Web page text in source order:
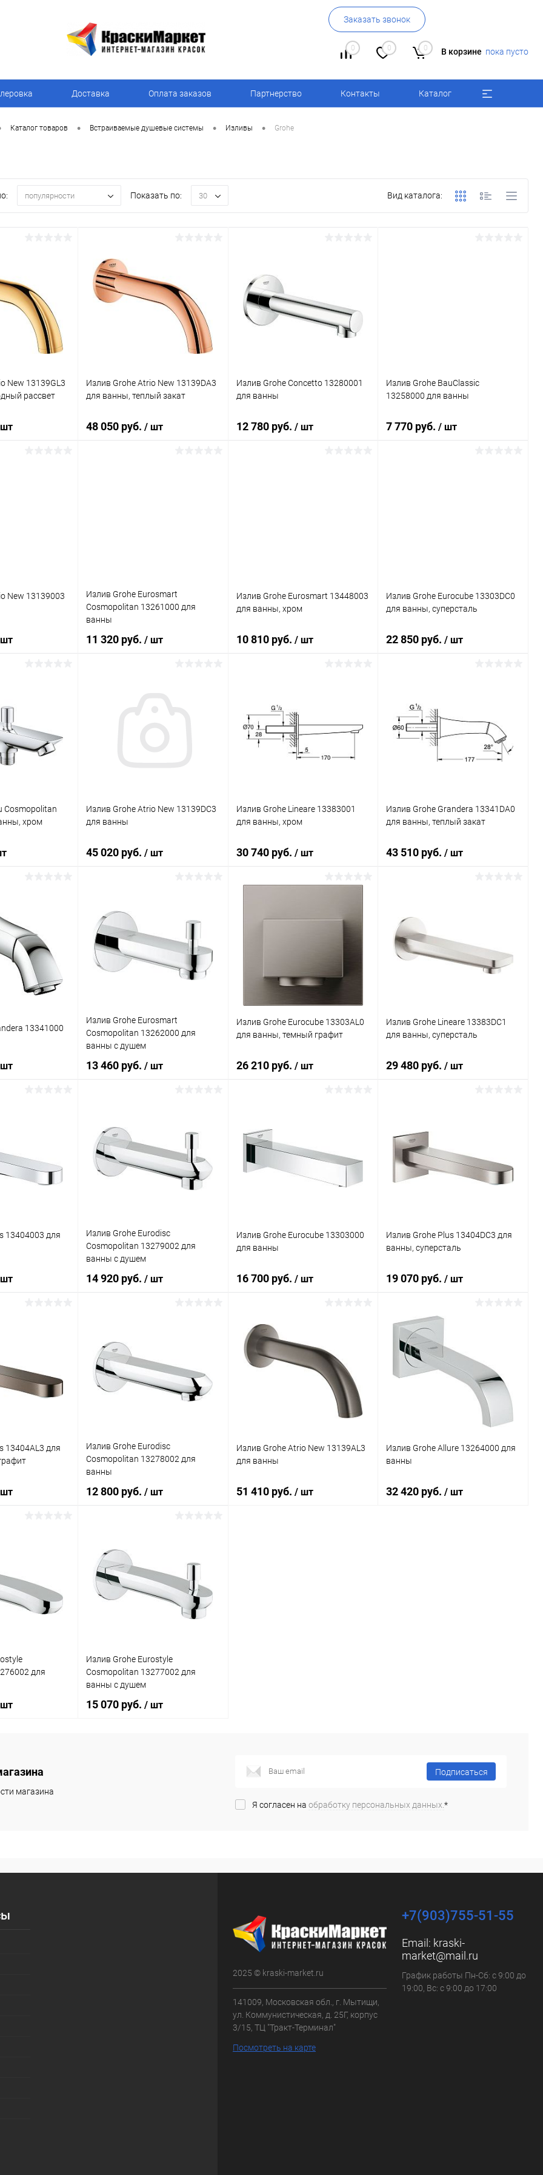
Заказать звонок
0 0 0 В корзине пока пусто
Доставка Оплата заказов Партнерство Контакты Каталог
Каталог товаров • Встраиваемые душевые системы • Изливы • Grohe
популярности Показать по: 30 Вид каталога:
New 13139GL3
рассвет
Излив Grohe Atrio New 13139DA3
для ванны, теплый закат
48 050 руб. / шт
Излив Grohe Concetto 13280001
для ванны
12 780 руб. / шт
Излив Grohe BauClassic
13258000 для ванны
7 770 руб./ шт
New 13139003
Под заказ
Излив Grohe Eurosmart
Cosmopolitan 13261000 для
ванны
11 320 руб. / шт
Излив Grohe Eurosmart 13448003
для ванны, хром
10 810 руб. / шт
Купить в 1 клик Сравнение
В избранное
Излив Grohe Eurocube 13303DC0
для ванны, суперсталь
22 850 руб./ шт
Купить в 1 клик Сравнение
В избранное Под заказ
Cosmopolitan
хром
Сравнение
Под заказ
Излив Grohe Atrio New 13139DC3
для ванны
45 020 руб. / шт
Купить в 1 клик Сравнение
В избранное Под заказ
Излив Grohe Lineare 13383001
для ванны, хром
30 740 руб. / шт
Излив Grohe Grandera 13341DA0
для ванны, теплый закат
43 510 руб./ шт
Купить в 1 клик
В избранное Под заказ
13341000
Под заказ
Излив Grohe Eurosmart
Cosmopolitan 13262000 для
ванны с душем
13 460 руб. / шт
Купить в 1 клик Сравнение
В избранное Под заказ
Излив Grohe Eurocube 13303AL0
для ванны, темный графит
26 210 руб. / шт
Купить в 1 клик
В избранное Под заказ
Излив Grohe Lineare 13383DC1
для ванны, суперсталь
29 480 руб./ шт
Купить в 1 клик
В избранное Под заказ
13404003 для
Под заказ
Излив Grohe Eurodisc
Cosmopolitan 13279002 для
ванны с душем
14 920 руб. / шт
Купить в 1 клик
В избранное Под заказ
Излив Grohe Eurocube 13303000
для ванны
16 700 руб. / шт
Купить в 1 клик К сравнению
Под заказ
Излив Grohe Plus 13404DC3 для
ванны, суперсталь
19 070 руб./ шт
Купить в 1 клик К сравнению
В избранное Под заказ
13404AL3 для
Под заказ
Излив Grohe Eurodisc
Cosmopolitan 13278002 для
ванны
12 800 руб. / шт
Купить в 1 клик К сравнению
В избранное Под заказ
Излив Grohe Atrio New 13139AL3
для ванны
51 410 руб. / шт
Излив Grohe Allure 13264000 для
ванны
32 420 руб./ шт
для
Излив Grohe Eurostyle
Cosmopolitan 13277002 для
ванны с душем
15 070 руб. / шт
магазина
Подписаться
Я согласен на обработку персональных данных. *
2025 © kraski-market.ru
141009, Московская обл., г. Мытищи,
ул. Коммунистическая, д. 25Г, корпус
3/15, ТЦ "Тракт-Терминал"
Посмотреть на карте
+7(903)755-51-55
Email: kraski-
market@mail.ru
График работы Пн-Сб: с 9:00 до
19:00, Вс: с 9:00 до 17:00